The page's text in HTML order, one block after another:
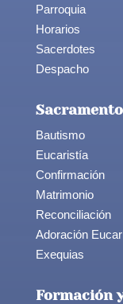
Parroquia
Horarios
Sacerdotes
Despacho
Bautismo
Eucaristía
Confirmación
Matrimonio
Reconciliación
Adoración
Exequias
Formación